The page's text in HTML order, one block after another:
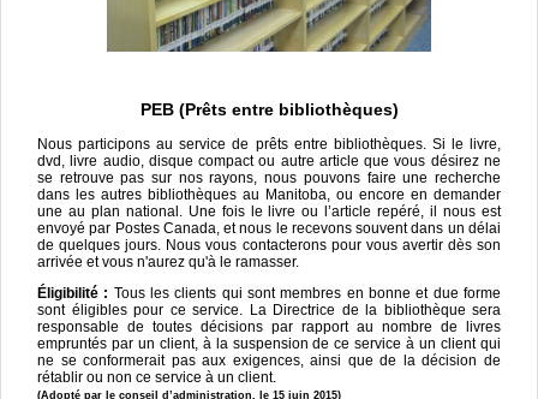
PEB (Prêts entre bibliothèques)
Nous participons au service de prêts entre bibliothèques. Si le livre,
dvd, livre audio, disque compact ou autre article que vous désirez ne
se retrouve pas sur nos rayons, nous pouvons faire une recherche
dans les autres bibliothèques au Manitoba, ou encore en demander
une au plan national. Une fois le livre ou l’article repéré, il nous est
envoyé par Postes Canada, et nous le recevons souvent dans un délai
de quelques jours. Nous vous contacterons pour vous avertir dès son
arrivée et vous n'aurez qu'à le ramasser.
Éligibilité : Tous les clients qui sont membres en bonne et due forme
sont éligibles pour ce service. La Directrice de la bibliothèque sera
responsable de toutes décisions par rapport au nombre de livres
empruntés par un client, à la suspension de ce service à un client qui
ne se conformerait pas aux exigences, ainsi que de la décision de
rétablir ou non ce service à un client.
(Adopté par le conseil d’administration, le 15 juin 2015)